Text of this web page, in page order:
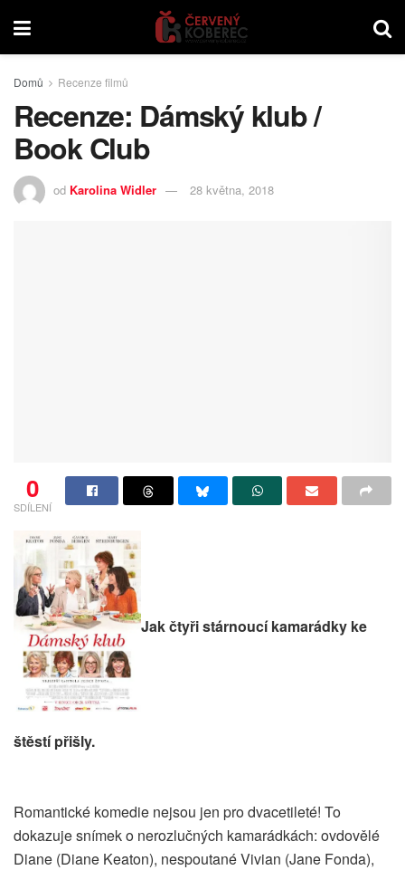
Domů Recenze filmů
Recenze: Dámský klub /
Book Club
od Karolina Widler 28 května, 2018
0
SDÍLENÍ
Jak čtyři stárnoucí kamarádky ke
štěstí přišly.
Romantické komedie nejsou jen pro dvacetileté! To
dokazuje snímek o nerozlučných kamarádkách: ovdovělé
Diane (Diane Keaton), nespoutané Vivian (Jane Fonda),